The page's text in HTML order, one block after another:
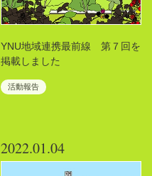
YNU地域連携最前線 第７回を
掲載しました
活動報告
2022.01.04